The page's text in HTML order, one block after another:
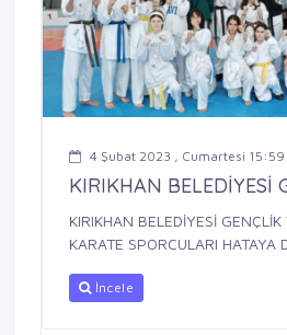
4 Şubat 2023 , Cumartesi 15:59
KIRIKHAN BELEDİYESİ
KIRIKHAN BELEDİYESİ
KARATE SPORCULARI HATAYA
İncele